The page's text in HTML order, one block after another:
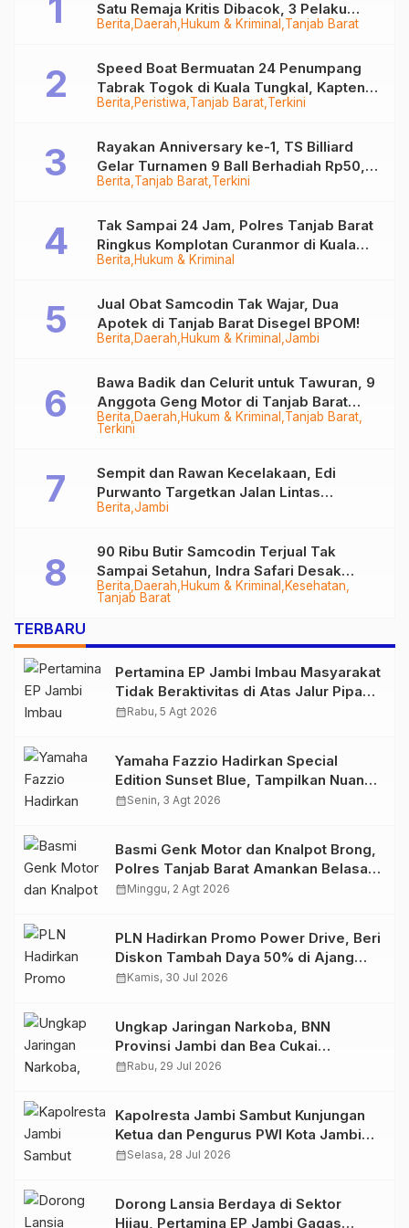
Berita Daerah Hukum & Kriminal Tanjab Barat
Satu Remaja Kritis Dibacok, 3 Pelaku
Ditangkap
Berita Peristiwa Tanjab Barat Terkini
Speed Boat Bermuatan 24 Penumpang
Tabrak Togok di Kuala Tungkal, Kapten
Sempat Hilang
Berita Tanjab Barat Terkini
Rayakan Anniversary ke-1, TS Billiard
Gelar Turnamen 9 Ball Berhadiah Rp50,8
Juta
Berita Hukum & Kriminal
Tak Sampai 24 Jam, Polres Tanjab Barat
Ringkus Komplotan Curanmor di Kuala
Tungkal
Berita Daerah Hukum & Kriminal Jambi
Jual Obat Samcodin Tak Wajar, Dua
Apotek di Tanjab Barat Disegel BPOM!
Berita Daerah Hukum & Kriminal Tanjab Barat
Terkini
Bawa Badik dan Celurit untuk Tawuran, 9
Anggota Geng Motor di Tanjab Barat
Diringkus
Berita Jambi
Sempit dan Rawan Kecelakaan, Edi
Purwanto Targetkan Jalan Lintas
Tungkal-Jambi Mulus di 2028
Berita Daerah Hukum & Kriminal
Kesehatan
Tanjab Barat
90 Ribu Butir Samcodin Terjual Tak
Sampai Setahun, Indra Safari Desak
Audit Menyeluruh
TERBARU
Pertamina EP Jambi Imbau Masyarakat
Tidak Beraktivitas di Atas Jalur Pipa
Migas Demi Keselamatan Bersama
calendar_monthRabu, 5 Agt 2026
Yamaha Fazzio Hadirkan Special
Edition Sunset Blue, Tampilkan Nuansa
Retro Summer yang Semakin Skena
calendar_monthSenin, 3 Agt 2026
Basmi Genk Motor dan Knalpot Brong,
Polres Tanjab Barat Amankan Belasan
Kendaraan
calendar_monthMinggu, 2 Agt 2026
PLN Hadirkan Promo Power Drive, Beri
Diskon Tambah Daya 50% di Ajang
GIIAS 2026
calendar_monthKamis, 30 Jul 2026
Ungkap Jaringan Narkoba, BNN
Provinsi Jambi dan Bea Cukai
Amankan Sembilan Pelaku beserta
calendar_monthRabu, 29 Jul 2026
Kapolresta Jambi Sambut Kunjungan
Ketua dan Pengurus PWI Kota Jambi
Perkuat Sinergi dan Kolaborasi
calendar_monthSelasa, 28 Jul 2026
Dorong Lansia Berdaya di Sektor
Hijau, Pertamina EP Jambi Gagas